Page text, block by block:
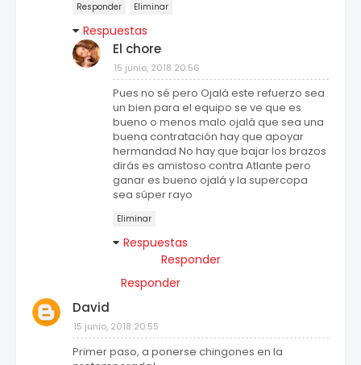
Responder Eliminar
Respuestas
El chore
15 junio, 2018 20:56
Pues no sé pero Ojalá este refuerzo sea
un bien para el equipo se ve que es
bueno o menos malo ojalá que sea una
buena contratación hay que apoyar
hermandad No hay que bajar los brazos
dirás es amistoso contra Atlante pero
ganar es bueno ojalá y la supercopa
sea súper rayo
Eliminar
Respuestas
Responder
Responder
David
15 junio, 2018 20:55
Primer paso, a ponerse chingones en la